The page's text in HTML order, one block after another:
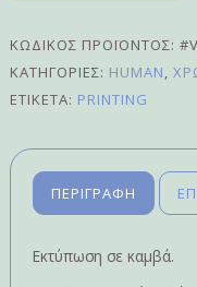
ΚΩΔΙΚΌΣ ΠΡΟΪΌΝΤΟΣ:
ΚΑΤΗΓΟΡΊΕΣ: HUMAN,
ΕΤΙΚΈΤΑ: PRINTING
ΠΕΡΙΓΡΑΦΉ
Εκτύπωση σε καμβά.